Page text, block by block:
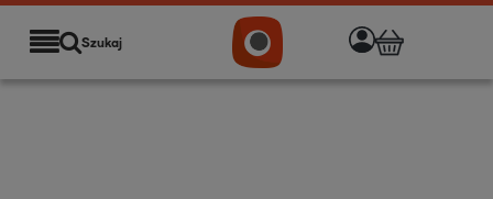
Szukaj